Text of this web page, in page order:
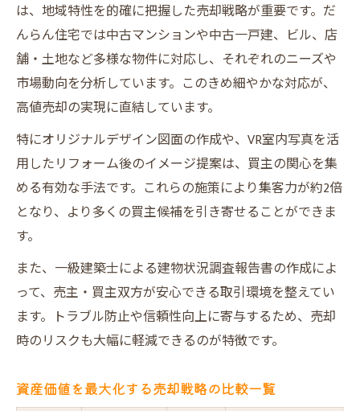
口コミ評価から見る信頼性
谷町エリア密着の強みを活かす
は、地域特性を的確に把握した売却戦略が重要です。だ
んらん住宅では中古マンションや中古一戸建、ビル、店
舗・土地など多様な物件に対応し、それぞれのニーズや
市場動向を分析しています。このきめ細やかな対応が、
高値売却の実現に直結しています。
特にオリジナルデザイン図面の作成や、VR室内写真を活
用したリフォーム後のイメージ提案は、買主の関心を集
める有効な手法です。これらの施策により集客力が約2倍
となり、より多くの買主候補を引き寄せることができま
す。
また、一級建築士による建物状況調査報告書の作成によ
って、売主・買主双方が安心できる取引環境を整えてい
ます。トラブル防止や信頼性向上に寄与するため、売却
時のリスクも大幅に軽減できるのが特徴です。
資産価値を最大化する売却戦略の比較一覧